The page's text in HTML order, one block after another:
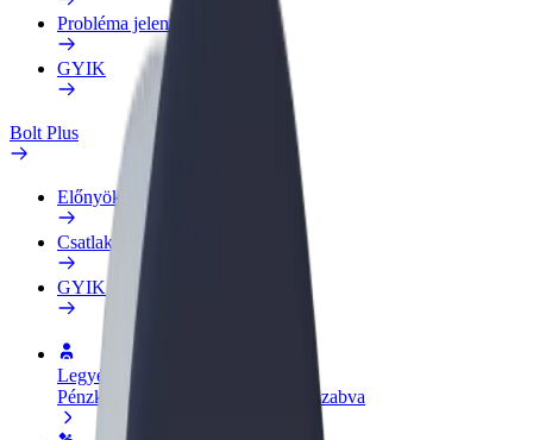
Probléma jelentése
GYIK
Bolt Plus
Előnyök
Csatlakozás
GYIK
Legyél sofőr
Pénzkereseti lehetőség igényeidre szabva